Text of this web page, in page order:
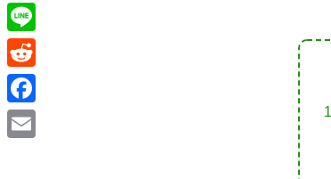
T
w
i
t
L
i
n
e
R
e
d
F